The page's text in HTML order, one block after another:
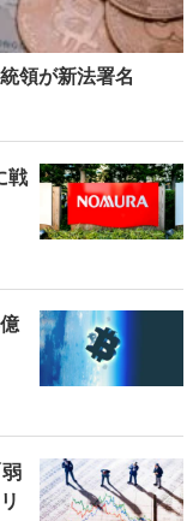
領が新法署名
戦